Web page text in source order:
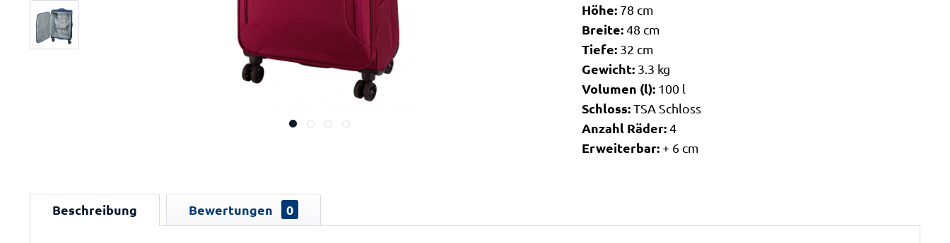
Höhe: 78 cm
Breite:48 cm
Tiefe: 32 cm
Gewicht: 3.3 kg
Volumen (l): 100 l
Schloss:TSA Schloss
Anzahl Räder:4
Erweiterbar: + 6 cm
Beschreibung Bewertungen 0